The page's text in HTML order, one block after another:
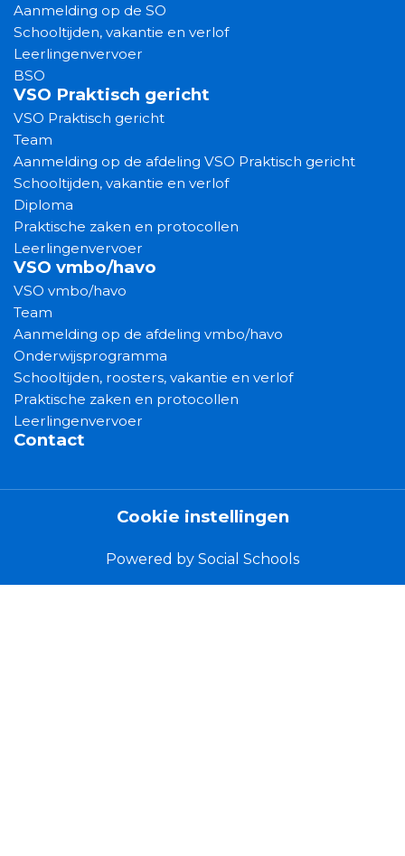
Aanmelding op de SO
Schooltijden, vakantie en verlof
Leerlingenvervoer
BSO
VSO Praktisch gericht
VSO Praktisch gericht
Team
Aanmelding op de afdeling VSO Praktisch gericht
Schooltijden, vakantie en verlof
Diploma
Praktische zaken en protocollen
Leerlingenvervoer
VSO vmbo/havo
VSO vmbo/havo
Team
Aanmelding op de afdeling vmbo/havo
Onderwijsprogramma
Schooltijden, roosters, vakantie en verlof
Praktische zaken en protocollen
Leerlingenvervoer
Contact
Cookie instellingen
Powered by Social Schools